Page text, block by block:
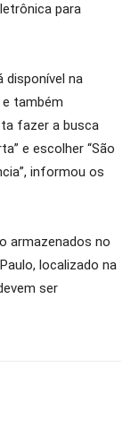
para
disponível na
também
fazer a busca
e escolher “São
informou os
armazenados no
localizado na
ser